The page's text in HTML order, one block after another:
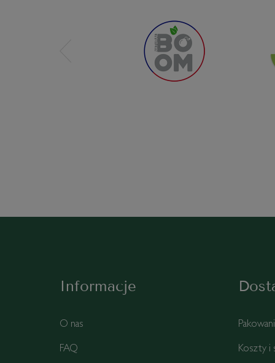
Informacje
O nas
FAQ Koszty i